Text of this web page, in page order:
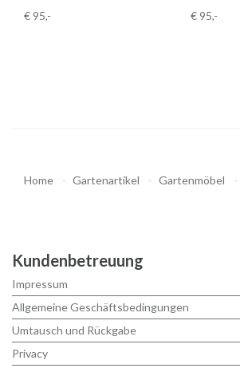
€ 95,- € 95,-
Home Gartenartikel Gartenmöbel
Kundenbetreuung
Impressum
Allgemeine Geschäftsbedingungen
Umtausch und Rückgabe
Privacy